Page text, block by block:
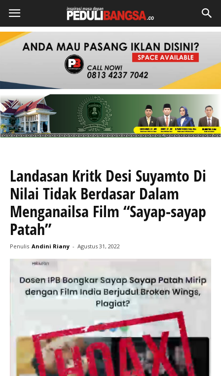
Landasan Kritk Desi Suyamto Di
Nilai Tidak Berdasar Dalam
Menganailsa Film “Sayap-sayap
Patah”
Penulis Andini Riany - Agustus 31, 2022